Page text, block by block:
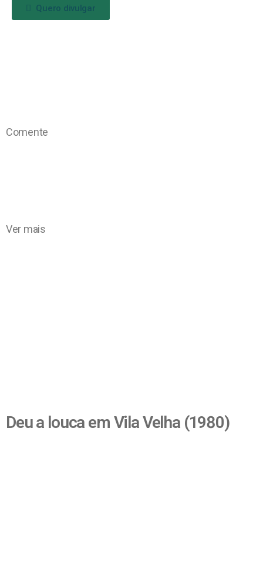
Quero divulgar
Comente
Ver mais
Deu a louca em Vila Velha (1980)